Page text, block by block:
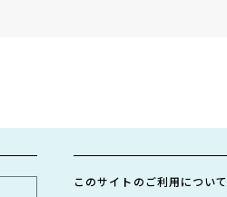
このサイトのご利用について